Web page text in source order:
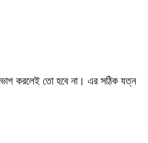
করলেই তো হবে না। এর সঠিক যত্ন